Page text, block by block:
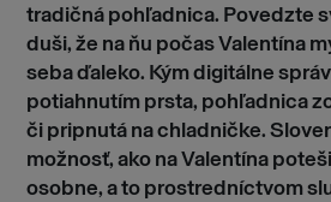
tradičná pohľadnica. Povedzte
duši, že na ňu počas Valentína
seba ďaleko. Kým digitálne
potiahnutím prsta, pohľadnica
či pripnutá na chladničke.
možnosť, ako na Valentína
osobne, a to prostredníctvom